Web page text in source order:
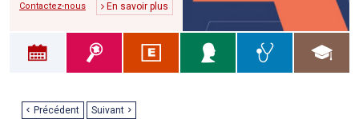
Contactez-nous
En savoir plus
Précédent Suivant